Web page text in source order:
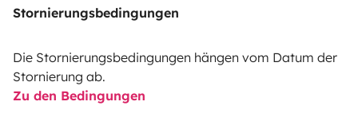
Stornierungsbedingungen
Die Stornierungsbedingungen hängen vom Datum der
Stornierung ab.
Zu den Bedingungen